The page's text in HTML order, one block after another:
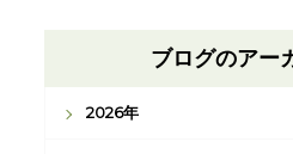
ブログのアー
2026年